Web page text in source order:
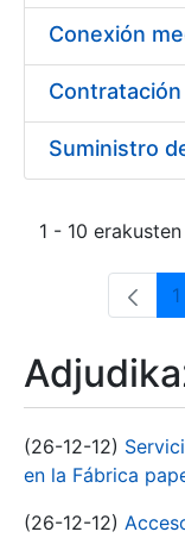
1 - 10
1
(26-12-12)
en la Fábrica
(26-12-12)